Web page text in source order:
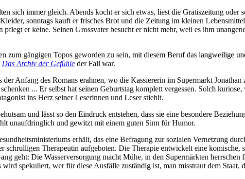
sich immer gleich. Abends kocht er sich etwas, liest die Gratiszeitung oder
sonntags kauft er frisches Brot und die Zeitung im kleinen
er keine. Seinen Grossvater besucht er nicht mehr, weil es ihm
gängigen Topos geworden zu sein, mit diesem Beruf das langweilige
Das Archiv der Gefühle der Fall war.
Anfang des Romans erahnen, wo die Kassiererin im Supermarkt Jonathan
... Er selbst hat seinen Geburtstag komplett vergessen. Solch
ins Herz seiner Leserinnen und Leser stiehlt.
und lässt so den Eindruck entstehen, dass sie eine besondere
unaufdringlich und gewitzt mit einem guten Sinn für Humor.
erhält, das eine Befragung zur sozialen Vernetzung
Therapeutin aufgeboten. Die Therapie entwickelt eine
geht: Die Wasserversorgung macht Mühe, in den Supermärkten herrschen
spekuliert, wer für diese Ausfälle zuständig ist, man misstraut dem Staat,